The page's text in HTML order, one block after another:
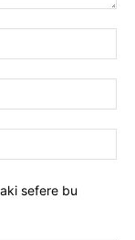
sefere bu